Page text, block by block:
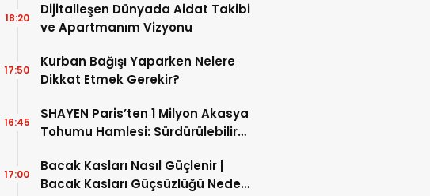
Dijitalleşen Dünyada Aidat Takibi
ve Apartmanım Vizyonu
18:20
Kurban Bağışı Yaparken Nelere
Dikkat Etmek Gerekir?
17:50
SHAYEN Paris’ten 1 Milyon Akasya
Tohumu Hamlesi: Sürdürülebilir
16:45
Bacak Kasları Nasıl Güçlenir |
Bacak Kasları Güçsüzlüğü Neden
17:00